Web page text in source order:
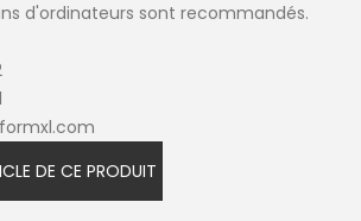
d'ordinateurs sont recommandés.
DE CE PRODUIT